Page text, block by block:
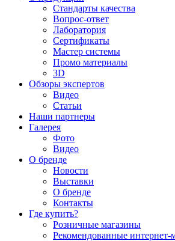
Стандарты качества
Вопрос-ответ
Лаборатория
Сертификаты
Мастер системы
Промо материалы
3D
Обзоры экспертов
Видео
Статьи
Наши партнеры
Галерея
Фото
Видео
О бренде
Новости
Выставки
О бренде
Контакты
Где купить?
Розничные магазины
Рекомендованные интернет-